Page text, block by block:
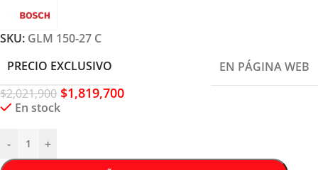
SKU: GLM 150-27 C
PRECIO EXCLUSIVO
EN PÁGINA WEB
$2,021,900 $1,819,700
En stock
- +